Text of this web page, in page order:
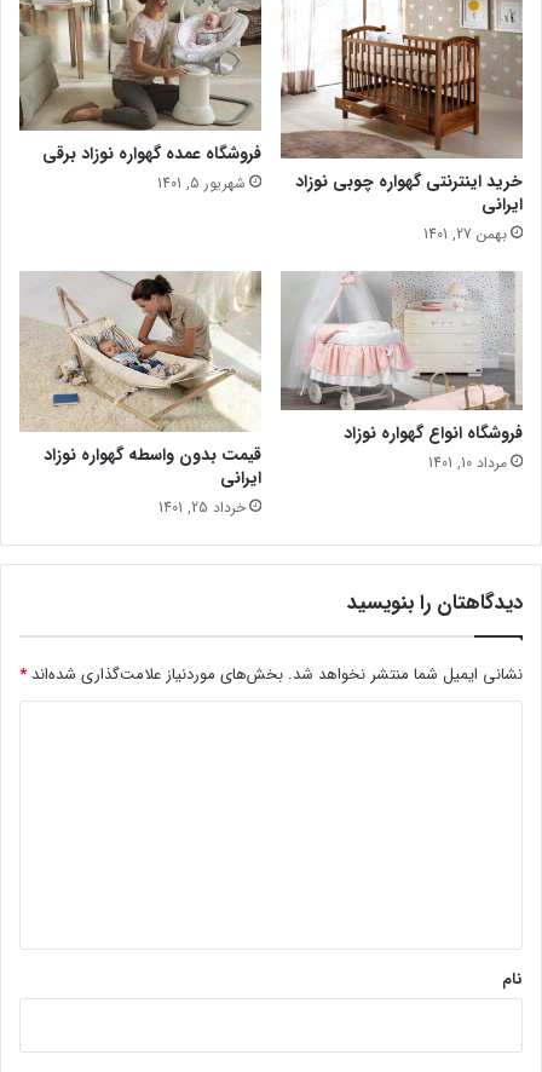
خرید اینترنتی گهواره چوبی نوزاد
ایرانی
بهمن 27, 1401
فروشگاه عمده گهواره نوزاد برقی
شهریور 5, 1401
فروشگاه انواع گهواره نوزاد
مرداد 10, 1401
قیمت بدون واسطه گهواره نوزاد
ایرانی
خرداد 25, 1401
دیدگاهتان را بنویسید
نشانی ایمیل شما منتشر نخواهد شد. بخش‌های موردنیاز علامت‌گذاری شده‌اند *
نام